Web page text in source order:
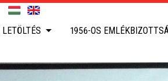
LETÖLTÉS 1956-OS